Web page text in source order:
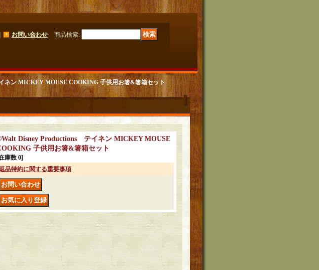
お問い合わせ 商品検索:
ネン MICKEY MOUSE COOKING 子供用お箸&箸箱セット
Disney Productions テイネン MICKEY MOUSE
子供用お箸&箸箱セット
庫数 0]
品特約に関する重要事項